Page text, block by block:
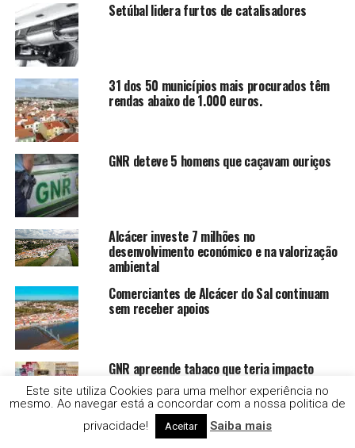
Setúbal lidera furtos de catalisadores
31 dos 50 municípios mais procurados têm
rendas abaixo de 1.000 euros.
GNR deteve 5 homens que caçavam ouriços
Alcácer investe 7 milhões no
desenvolvimento económico e na valorização
ambiental
Comerciantes de Alcácer do Sal continuam
sem receber apoios
GNR apreende tabaco que teria impacto
fiscal de 2 milhões de euros.
Este site utiliza Cookies para uma melhor experiência no
mesmo. Ao navegar está a concordar com a nossa politica de
privacidade!
Aceitar Saiba mais